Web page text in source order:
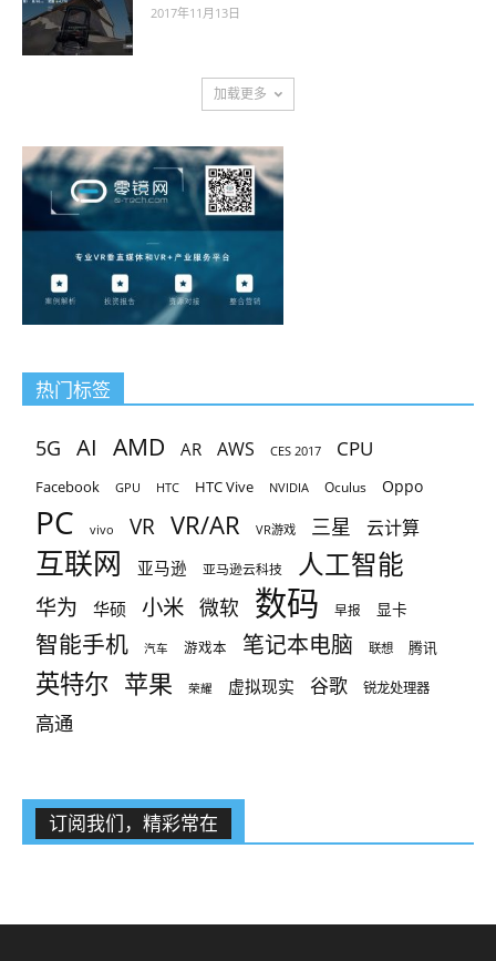
2017年11月13日
加载更多
热门标签
5G AI AMD AR AWS CES 2017 CPU
Facebook GPU HTC HTC Vive NVIDIA Oculus Oppo
PC vivo VR VR/AR VR游戏 三星 云计算
互联网 亚马逊 亚马逊云科技 人工智能
华为 华硕 小米 微软 数码 早报 显卡
智能手机 汽车 游戏本 笔记本电脑 联想 腾讯
英特尔 苹果 荣耀 虚拟现实 谷歌 锐龙处理器
高通
订阅我们，精彩常在